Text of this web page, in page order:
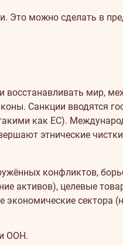
Это можно сделать в
восстанавливать мир,
Санкции вводятся
как ЕС).
этнические
конфликтов,
активов), целевые
экономические сектора
ООН.